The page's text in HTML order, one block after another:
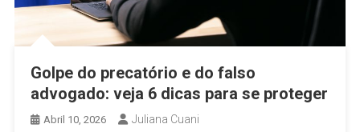
Golpe do precatório e do falso
advogado: veja 6 dicas para se proteger
Abril 10, 2026 Juliana Cuani